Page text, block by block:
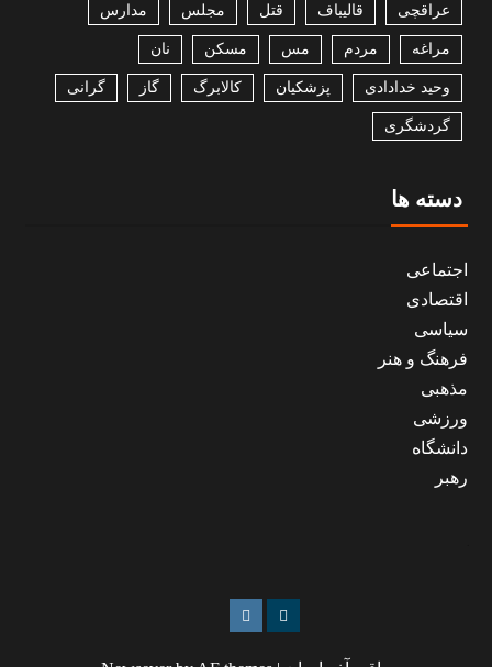
عراقچی قالیباف قتل مجلس مدارس
مراغه مردم مس مسکن نان
وحید خدادادی پزشکیان کالابرگ گاز گرانی
گردشگری
دسته ها
اجتماعی
اقتصادی
سیاسی
فرهنگ و هنر
مذهبی
ورزشی
دانشگاه
رهبر